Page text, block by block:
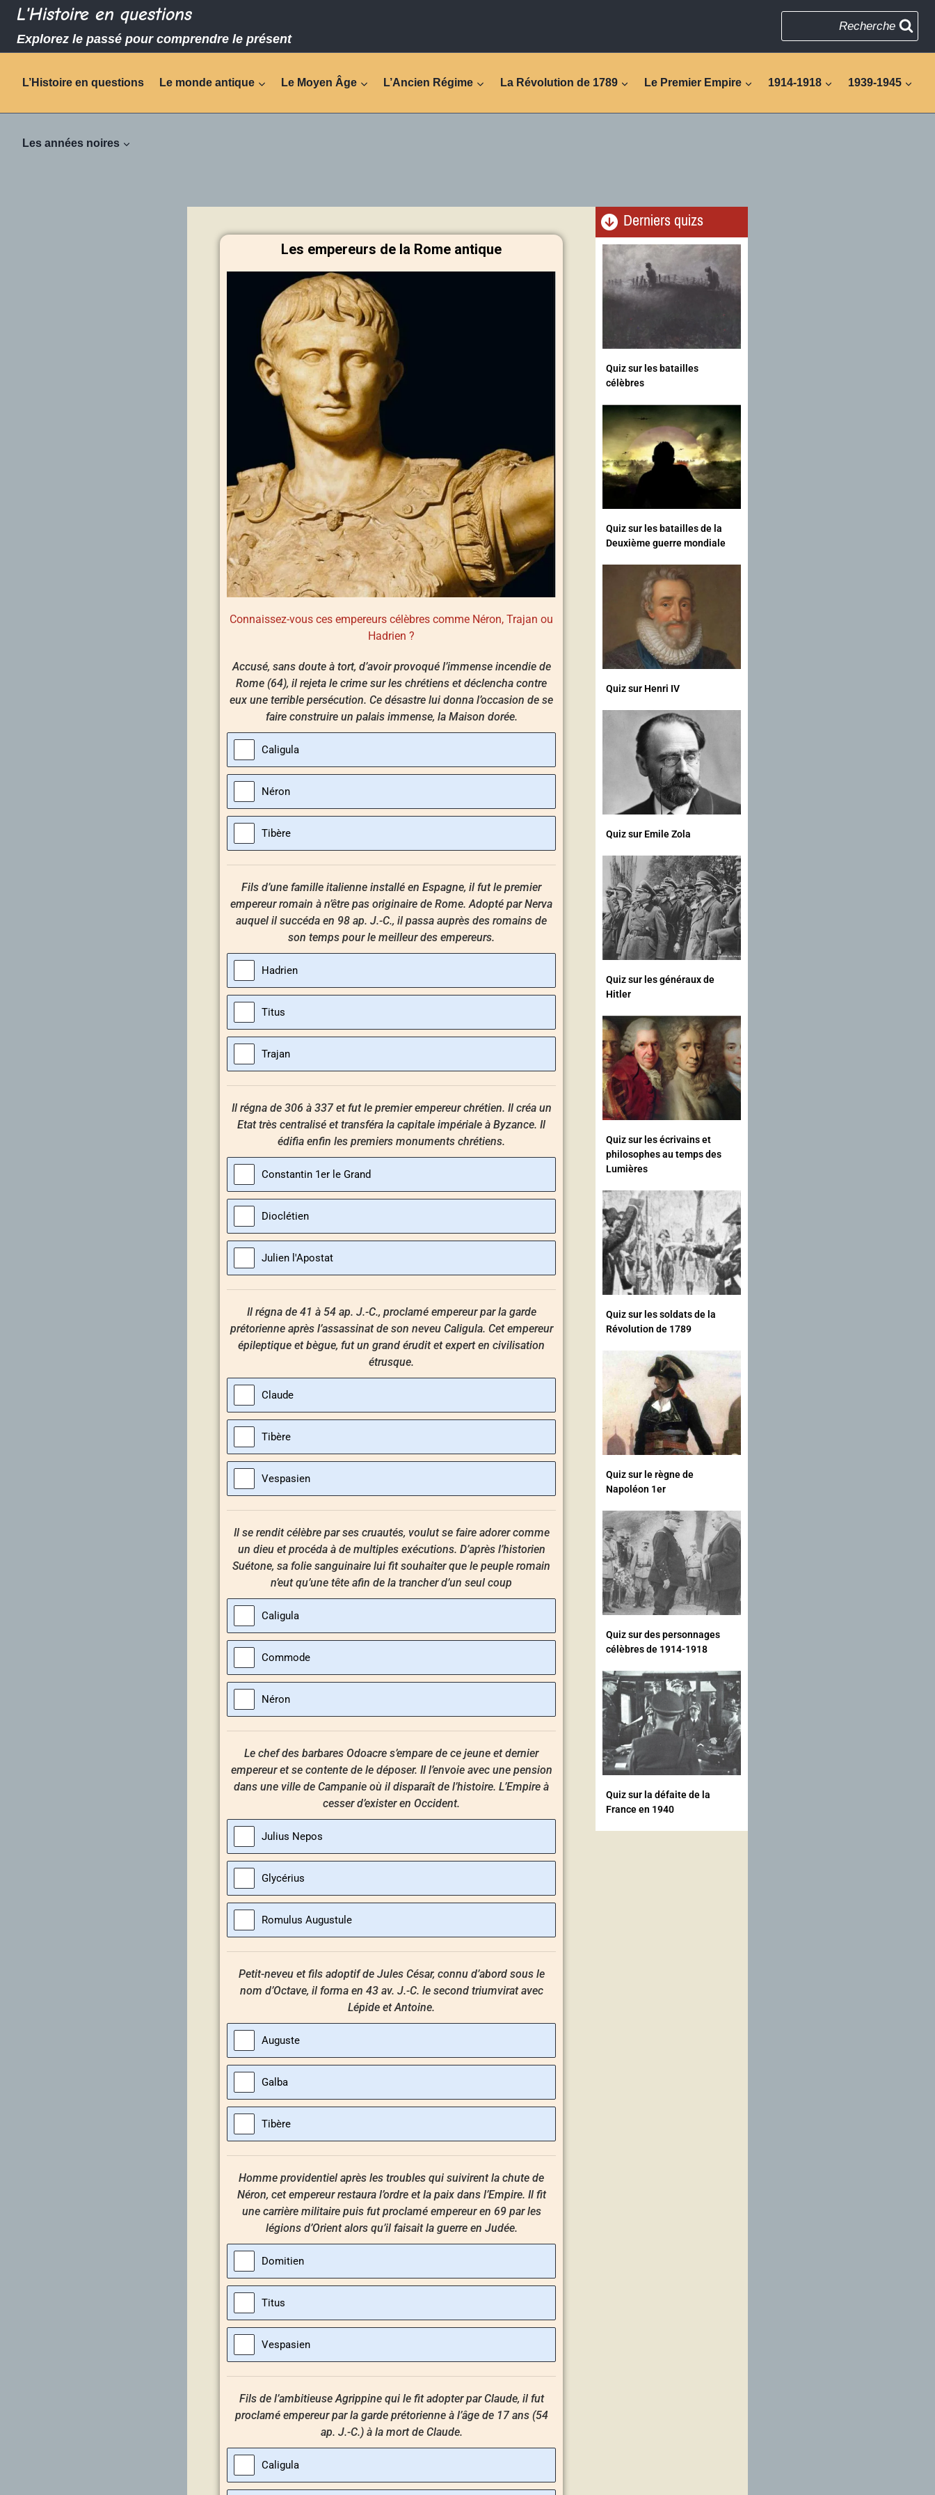
L'Histoire en questions
Explorez le passé pour comprendre le présent
Recherche
L’Histoire en questions Le monde antique Le Moyen Âge L’Ancien Régime La Révolution de 1789 Le Premier Empire 1914-1918 1939-1945
Les années noires
Les empereurs de la Rome antique
Connaissez-vous ces empereurs célèbres comme Néron, Trajan ou
Hadrien ?
Accusé, sans doute à tort, d’avoir provoqué l’immense incendie de
Rome (64), il rejeta le crime sur les chrétiens et déclencha contre
eux une terrible persécution. Ce désastre lui donna l’occasion de se
faire construire un palais immense, la Maison dorée.
Caligula
Néron
Tibère
Fils d’une famille italienne installé en Espagne, il fut le premier
empereur romain à n’être pas originaire de Rome. Adopté par Nerva
auquel il succéda en 98 ap. J.-C., il passa auprès des romains de
son temps pour le meilleur des empereurs.
Hadrien
Titus
Trajan
Il régna de 306 à 337 et fut le premier empereur chrétien. Il créa un
Etat très centralisé et transféra la capitale impériale à Byzance. Il
édifia enfin les premiers monuments chrétiens.
Constantin 1er le Grand
Dioclétien
Julien l'Apostat
Il régna de 41 à 54 ap. J.-C., proclamé empereur par la garde
prétorienne après l’assassinat de son neveu Caligula. Cet empereur
épileptique et bègue, fut un grand érudit et expert en civilisation
étrusque.
Claude
Tibère
Vespasien
Il se rendit célèbre par ses cruautés, voulut se faire adorer comme
un dieu et procéda à de multiples exécutions. D’après l’historien
Suétone, sa folie sanguinaire lui fit souhaiter que le peuple romain
n’eut qu’une tête afin de la trancher d’un seul coup
Caligula
Commode
Néron
Le chef des barbares Odoacre s’empare de ce jeune et dernier
empereur et se contente de le déposer. Il l’envoie avec une pension
dans une ville de Campanie où il disparaît de l’histoire. L’Empire à
cesser d’exister en Occident.
Julius Nepos
Glycérius
Romulus Augustule
Petit-neveu et fils adoptif de Jules César, connu d’abord sous le
nom d’Octave, il forma en 43 av. J.-C. le second triumvirat avec
Lépide et Antoine.
Auguste
Galba
Tibère
Homme providentiel après les troubles qui suivirent la chute de
Néron, cet empereur restaura l’ordre et la paix dans l’Empire. Il fit
une carrière militaire puis fut proclamé empereur en 69 par les
légions d’Orient alors qu’il faisait la guerre en Judée.
Domitien
Titus
Vespasien
Fils de l’ambitieuse Agrippine qui le fit adopter par Claude, il fut
proclamé empereur par la garde prétorienne à l’âge de 17 ans (54
ap. J.-C.) à la mort de Claude.
Caligula
Derniers quizs
Quiz sur les batailles
célèbres
Quiz sur les batailles de la
Deuxième guerre mondiale
Quiz sur Henri IV
Quiz sur Emile Zola
Quiz sur les généraux de
Hitler
Quiz sur les écrivains et
philosophes au temps des
Lumières
Quiz sur les soldats de la
Révolution de 1789
Quiz sur le règne de
Napoléon 1er
Quiz sur des personnages
célèbres de 1914-1918
Quiz sur la défaite de la
France en 1940